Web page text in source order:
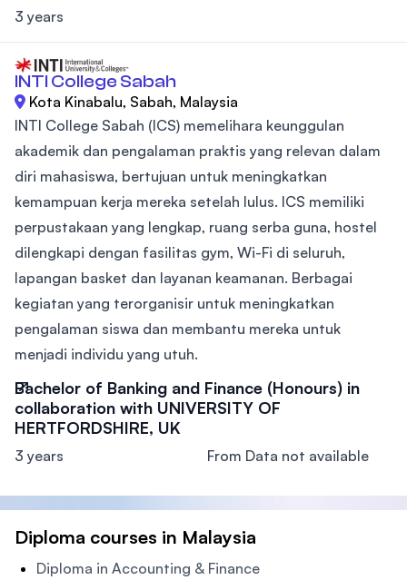
3 years
INTI College Sabah
Kota Kinabalu, Sabah, Malaysia
INTI College Sabah (ICS) memelihara keunggulan
akademik dan pengalaman praktis yang relevan dalam
diri mahasiswa, bertujuan untuk meningkatkan
kemampuan kerja mereka setelah lulus. ICS memiliki
perpustakaan yang lengkap, ruang serba guna, hostel
dilengkapi dengan fasilitas gym, Wi-Fi di seluruh,
lapangan basket dan layanan keamanan. Berbagai
kegiatan yang terorganisir untuk meningkatkan
pengalaman siswa dan membantu mereka untuk
menjadi individu yang utuh.
Bachelor of Banking and Finance (Honours) in
collaboration with UNIVERSITY OF
HERTFORDSHIRE, UK
3 years From Data not available
Diploma courses in Malaysia
Diploma in Accounting & Finance